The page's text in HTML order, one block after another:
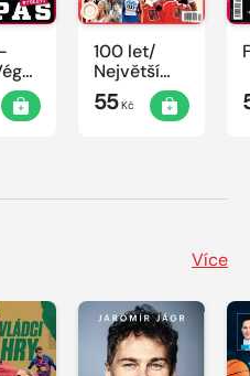
100 let/
Největší
okamžiky
českého
55Kč
Více